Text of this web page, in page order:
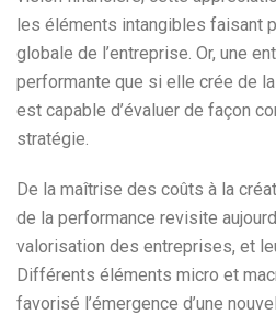
les éléments intangibles faisant
globale de l’entreprise. Or, une
performante que si elle crée de
est capable d’évaluer de façon
stratégie.
De la maîtrise des coûts à la
de la performance revisite
valorisation des entreprises, et
Différents éléments micro et
favorisé l’émergence d’une